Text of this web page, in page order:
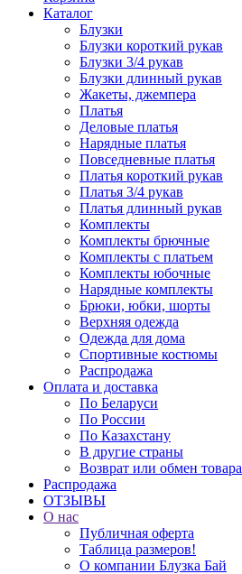
Каталог
Блузки
Блузки короткий рукав
Блузки 3/4 рукав
Блузки длинный рукав
Жакеты, джемпера
Платья
Деловые платья
Нарядные платья
Повседневные платья
Платья короткий рукав
Платья 3/4 рукав
Платья длинный рукав
Комплекты
Комплекты брючные
Комплекты с платьем
Комплекты юбочные
Нарядные комплекты
Брюки, юбки, шорты
Верхняя одежда
Одежда для дома
Спортивные костюмы
Распродажа
Оплата и доставка
По Беларуси
По России
По Казахстану
В другие страны
Возврат или обмен товара
Распродажа
ОТЗЫВЫ
О нас
Публичная оферта
Таблица размеров!
О компании Блузка Бай